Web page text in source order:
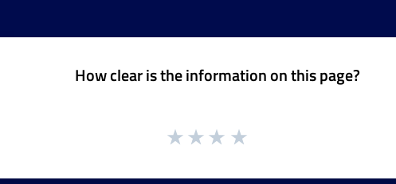
How clear is the information on this page?